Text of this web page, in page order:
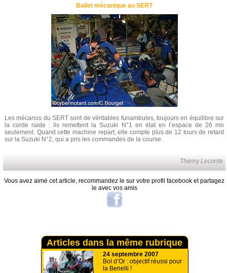
Ballet mécanique au SERT
Les mécanos du SERT sont de véritables funambules, toujours en équilibre sur
la corde raide : ils remettent la Suzuki N°1 en état en l’espace de 26 mn
seulement. Quand cette machine repart, elle compte plus de 12 tours de retard
sur la Suzuki N°2, qui a pris les commandes de la course.
Thierry Leconte
Vous avez aimé cet article, recommandez le sur votre profil facebook et partagez
le avec vos amis
Articles dans la même rubrique
24 septembre 2007
Bol d’Or : objectif réussi pour
la Benelli !